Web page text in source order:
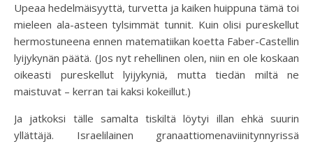
Upeaa hedelmäisyyttä, turvetta ja kaiken huippuna tämä toi
mieleen ala-asteen tylsimmät tunnit. Kuin olisi pureskellut
hermostuneena ennen matematiikan koetta Faber-Castellin
lyijykynän päätä. (Jos nyt rehellinen olen, niin en ole koskaan
oikeasti pureskellut lyijykyniä, mutta tiedän miltä ne
maistuvat – kerran tai kaksi kokeillut.)
Ja jatkoksi tälle samalta tiskiltä löytyi illan ehkä suurin
yllättäjä. Israelilainen granaattiomenaviinitynnyrissä